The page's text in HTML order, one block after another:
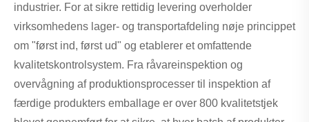
industrier. For at sikre rettidig levering overholder
virksomhedens lager- og transportafdeling nøje princippet
om "først ind, først ud" og etablerer et omfattende
kvalitetskontrolsystem. Fra råvareinspektion og
overvågning af produktionsprocesser til inspektion af
færdige produkters emballage er over 800 kvalitetstjek